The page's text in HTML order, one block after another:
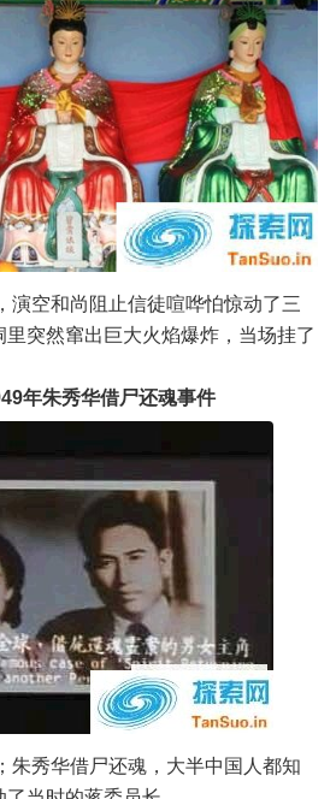
演空和尚阻止信徒喧哗怕惊动了三
突然窜出巨大火焰爆炸，当场挂了
年朱秀华借尸还魂事件
朱秀华借尸还魂，大半中国人都知